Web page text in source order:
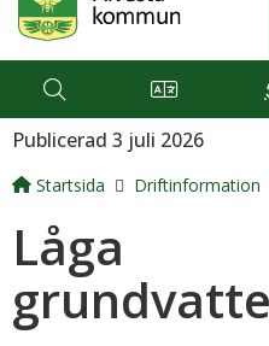
Publicerad 3 juli 2026
Startsida Driftinformation
Låga